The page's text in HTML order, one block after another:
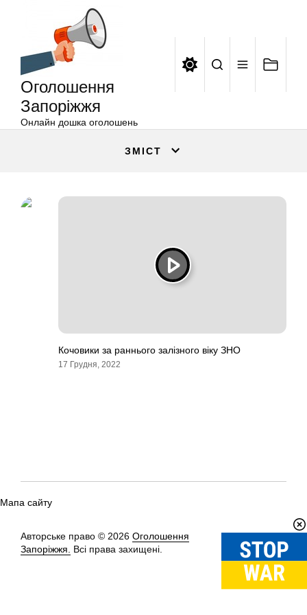
Оголошення
Запоріжжя
Онлайн дошка оголошень
ЗМІСТ
Кочовики за раннього залізного віку ЗНО
17 Грудня, 2022
Мапа сайту
Авторське право © 2026 Оголошення
Запоріжжя.
Всі права захищені.
Вгору↑